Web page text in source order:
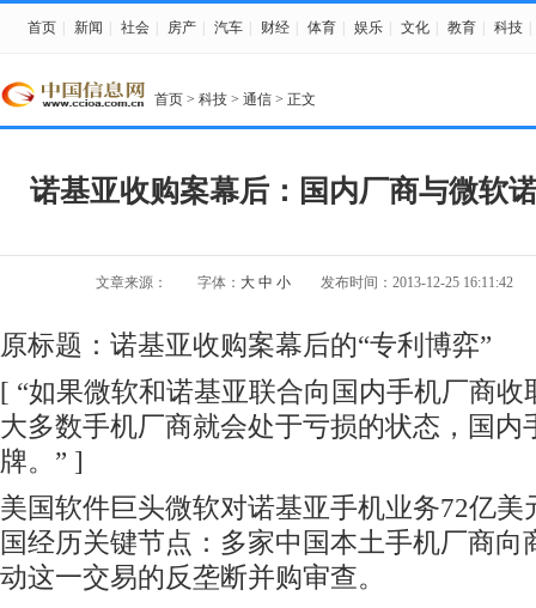
首页 新闻 社会 房产 汽车 财经 体育 娱乐 文化 教育 科技
首页 > 科技 > 通信 > 正文
诺基亚收购案幕后：国内厂商与微软
文章来源： 字体： 大 中 小 发布时间：2013-12-25 16:11:42
原标题：诺基亚收购案幕后的“专利博弈”
[ “如果微软和诺基亚联合向国内手机厂商收
大多数手机厂商就会处于亏损的状态，国内
牌。” ]
美国软件巨头微软对诺基亚手机业务72亿美
国经历关键节点：多家中国本土手机厂商向
动这一交易的反垄断并购审查。